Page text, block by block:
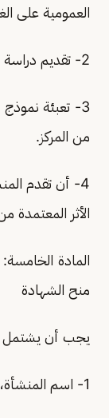
العمومية على
2- تقديم دراسة الاحتياج المجتمعي.
3- تعبئة
من المركز.
4- أن تقدم
الأثر المعتمدة
المادة
منح الشهادة
يجب أن يشتمل
1- اسم المنشأة، والرقم الوطني الموحّد.